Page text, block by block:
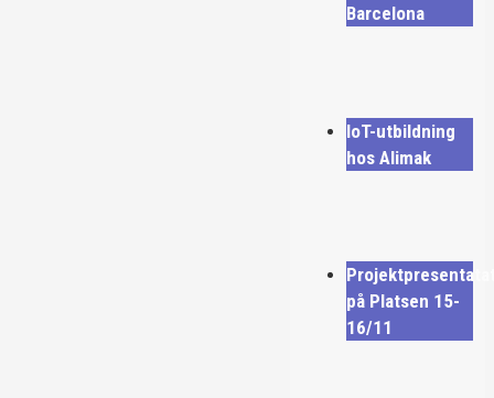
Barcelona
IoT-utbildning
hos Alimak
på Platsen 15-
16/11